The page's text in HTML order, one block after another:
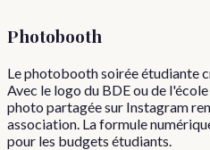
Photobooth
Le photobooth soirée étudiante
Avec le logo du BDE ou de
photo partagée sur Instagram
association. La formule
pour les budgets étudiants.